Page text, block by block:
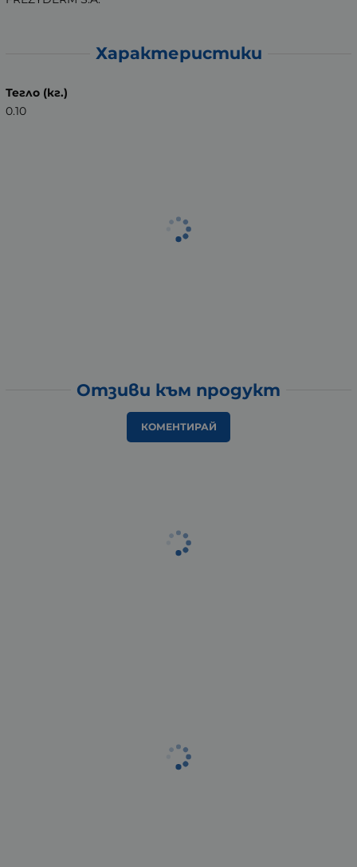
Характеристики
Тегло (кг.)
0.10
Отзиви към продукт
КОМЕНТИРАЙ